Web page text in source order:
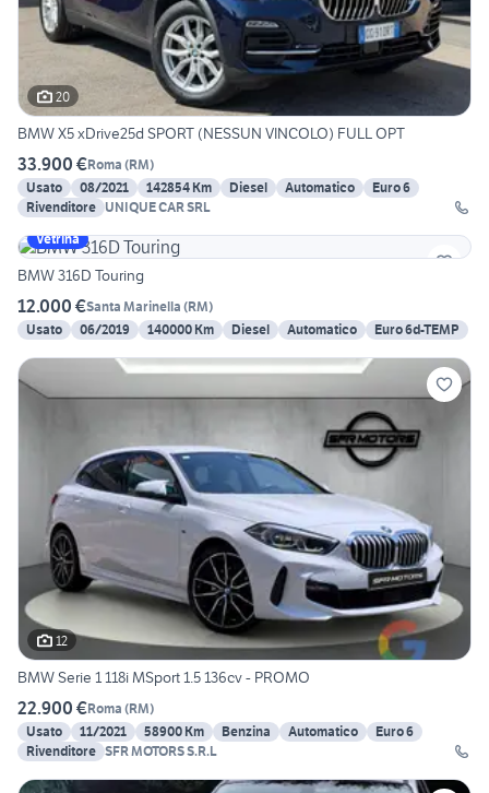
20
BMW X5 xDrive25d SPORT (NESSUN VINCOLO) FULL OPT
33.900 €Roma (RM)
Usato
08/2021 142854 Km Diesel Automatico
Euro 6
Rivenditore UNIQUE CAR SRL
Vetrina
BMW 316D Touring
12.000 €Santa Marinella (RM)
Usato
06/2019 140000 Km Diesel Automatico Euro 6d-TEMP
12
BMW Serie 1 118i MSport 1.5 136cv - PROMO
22.900 €Roma (RM)
Usato
11/2021 58900 Km Benzina Automatico
Euro 6
Rivenditore SFR MOTORS S.R.L